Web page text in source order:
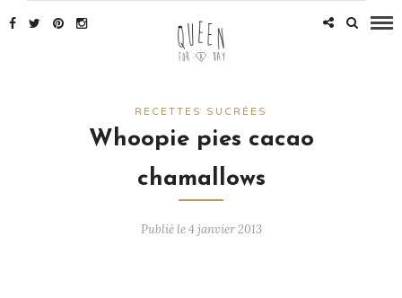
RECETTES SUCRÉES
Whoopie pies cacao
chamallows
Publié le 4 janvier 2013